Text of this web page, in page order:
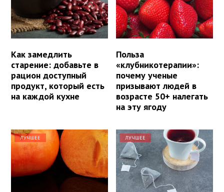
Как замедлить
старение: добавьте в
рацион доступный
продукт, который есть
на каждой кухне
Польза
«клубникотерапии»:
почему ученые
призывают людей в
возрасте 50+ налегать
на эту ягоду
ЛУЧШЕЕ ЛУЧШЕЕ